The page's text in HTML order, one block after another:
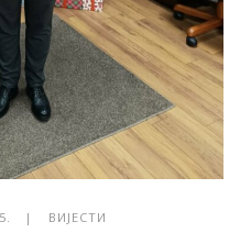
| ВИЈЕСТИ